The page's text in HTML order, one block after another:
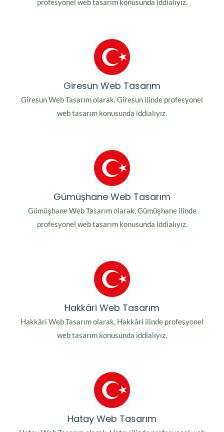
profesyonel web tasarım konusunda iddialıyız.
Giresun Web Tasarım
Giresun Web Tasarım olarak, Giresun ilinde profesyonel
web tasarım konusunda iddialıyız.
Gümüşhane Web Tasarım
Gümüşhane Web Tasarım olarak, Gümüşhane ilinde
profesyonel web tasarım konusunda iddialıyız.
Hakkâri Web Tasarım
Hakkâri Web Tasarım olarak, Hakkâri ilinde profesyonel
web tasarım konusunda iddialıyız.
Hatay Web Tasarım